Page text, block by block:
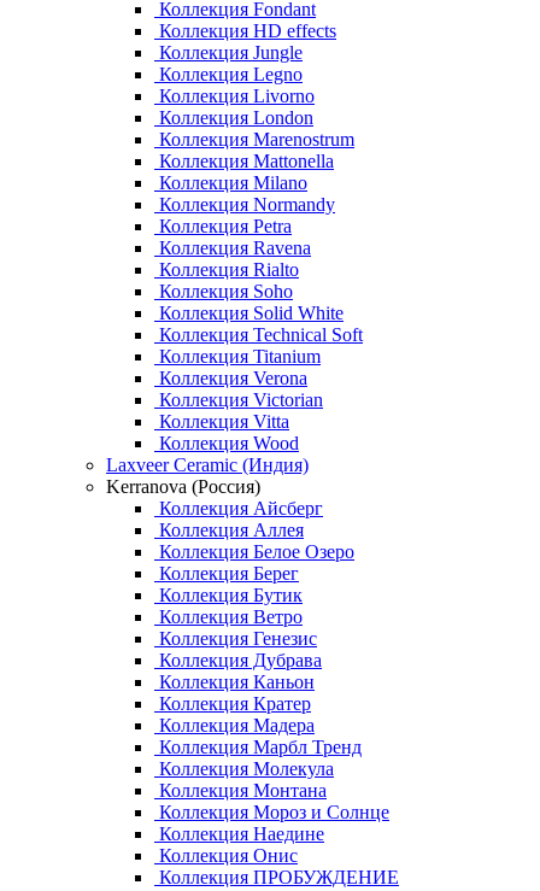
Коллекция Fondant
Коллекция HD effects
Коллекция Jungle
Коллекция Legno
Коллекция Livorno
Коллекция London
Коллекция Marenostrum
Коллекция Mattonella
Коллекция Milano
Коллекция Normandy
Коллекция Petra
Коллекция Ravena
Коллекция Rialto
Коллекция Soho
Коллекция Solid White
Коллекция Technical Soft
Коллекция Titanium
Коллекция Verona
Коллекция Victorian
Коллекция Vitta
Коллекция Wood
Laxveer Ceramic (Индия)
Kerranova (Россия)
Коллекция Айсберг
Коллекция Аллея
Коллекция Белое Озеро
Коллекция Берег
Коллекция Бутик
Коллекция Ветро
Коллекция Генезис
Коллекция Дубрава
Коллекция Каньон
Коллекция Кратер
Коллекция Мадера
Коллекция Марбл Тренд
Коллекция Молекула
Коллекция Монтана
Коллекция Мороз и Солнце
Коллекция Наедине
Коллекция Онис
Коллекция ПРОБУЖДЕНИЕ